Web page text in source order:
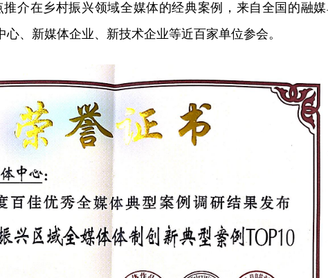
推介在乡村振兴领域全媒体的经典案例，来自全国的融
、新媒体企业、新技术企业等近百家单位参会。